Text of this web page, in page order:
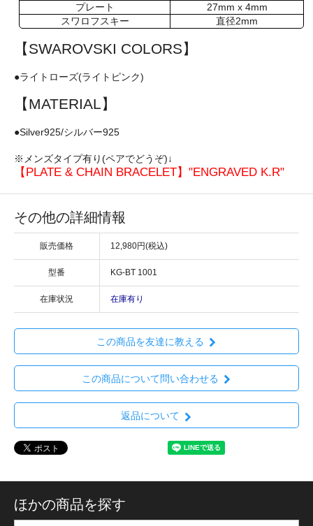
プレート
27mm x 4mm
スワロフスキー
直径2mm
【SWAROVSKI COLORS】
●ライトローズ(ライトピンク)
【MATERIAL】
●Silver925/シルバー925
※メンズタイプ有り(ペアでどうぞ)↓
【PLATE & CHAIN BRACELET】"ENGRAVED K.R"
その他の詳細情報
販売価格 12,980円(税込)
型番 KG-BT 1001
在庫状況 在庫有り
この商品を友達に教える
この商品について問い合わせる
返品について
ほかの商品を探す